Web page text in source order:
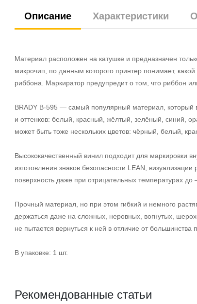
Описание Характеристики
Материал расположен на катушке и предназначен
микрочип, по данным которого принтер понимает,
риббона. Маркиратор предупредит о том, что риббон
BRADY B-595 — самый популярный материал, который
и оттенков: белый, красный, жёлтый, зелёный, синий,
может быть тоже нескольких цветов: чёрный, белый,
Высококачественный винил подходит для маркировки
изготовления знаков безопасности LEAN,
поверхность даже при отрицательных температурах до
Прочный материал, но при этом гибкий и немного
держаться даже на сложных, неровных, вогнутых,
не пытается вернуться к ней в отличие от большинства
В упаковке: 1 шт.
Рекомендованные статьи